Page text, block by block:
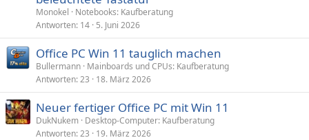
Monokel
Notebooks: Kaufberatung
Antworten 14 5. Juni 2026
Office PC Win 11 tauglich machen
Bullermann Mainboards und CPUs: Kaufberatung
Antworten 23 18. März 2026
Neuer fertiger Office PC mit Win 11
DukNukem Desktop-Computer: Kaufberatung
Antworten 23 19. März 2026